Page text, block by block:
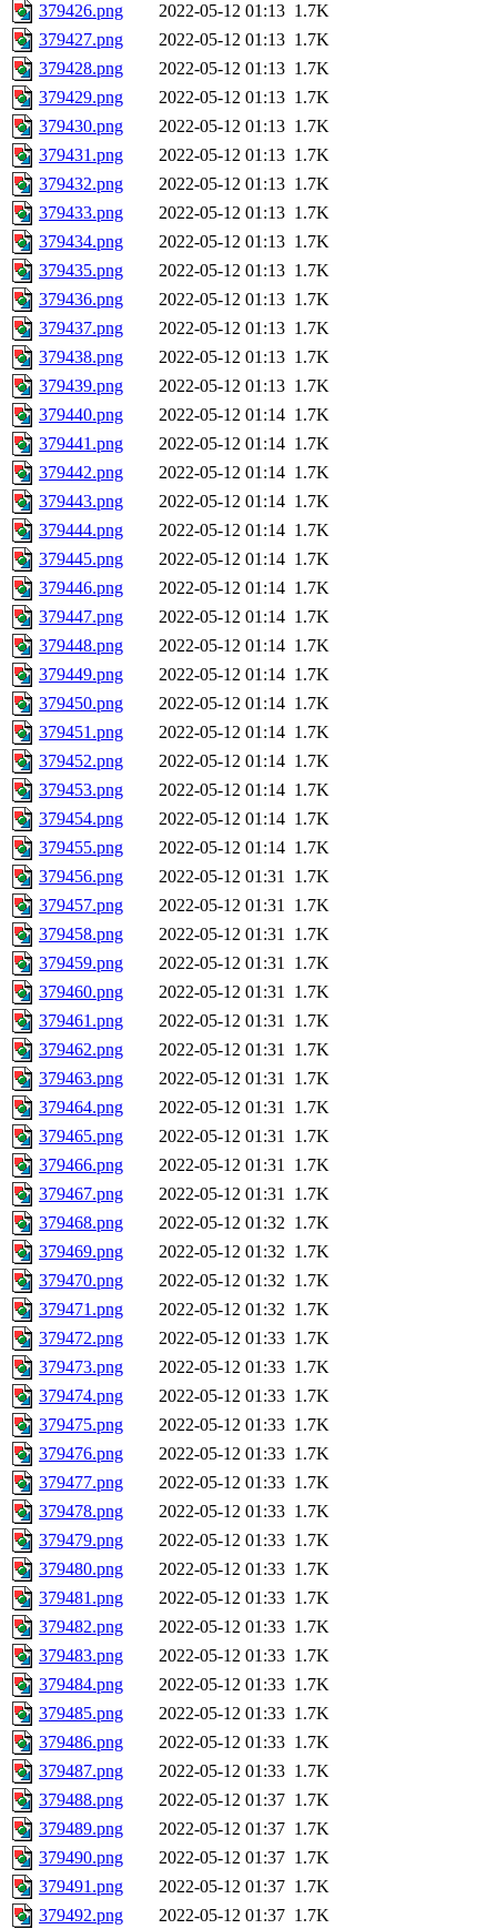
379426.png
2022-05-12 01:13 1.7K
379427.png
2022-05-12 01:13 1.7K
379428.png
2022-05-12 01:13 1.7K
379429.png
2022-05-12 01:13 1.7K
379430.png
2022-05-12 01:13 1.7K
379431.png
2022-05-12 01:13 1.7K
379432.png
2022-05-12 01:13 1.7K
379433.png
2022-05-12 01:13 1.7K
379434.png
2022-05-12 01:13 1.7K
379435.png
2022-05-12 01:13 1.7K
379436.png
2022-05-12 01:13 1.7K
379437.png
2022-05-12 01:13 1.7K
379438.png
2022-05-12 01:13 1.7K
379439.png
2022-05-12 01:13 1.7K
379440.png
2022-05-12 01:14 1.7K
379441.png
2022-05-12 01:14 1.7K
379442.png
2022-05-12 01:14 1.7K
379443.png
2022-05-12 01:14 1.7K
379444.png
2022-05-12 01:14 1.7K
379445.png
2022-05-12 01:14 1.7K
379446.png
2022-05-12 01:14 1.7K
379447.png
2022-05-12 01:14 1.7K
379448.png
2022-05-12 01:14 1.7K
379449.png
2022-05-12 01:14 1.7K
379450.png
2022-05-12 01:14 1.7K
379451.png
2022-05-12 01:14 1.7K
379452.png
2022-05-12 01:14 1.7K
379453.png
2022-05-12 01:14 1.7K
379454.png
2022-05-12 01:14 1.7K
379455.png
2022-05-12 01:14 1.7K
379456.png
2022-05-12 01:31 1.7K
379457.png
2022-05-12 01:31 1.7K
379458.png
2022-05-12 01:31 1.7K
379459.png
2022-05-12 01:31 1.7K
379460.png
2022-05-12 01:31 1.7K
379461.png
2022-05-12 01:31 1.7K
379462.png
2022-05-12 01:31 1.7K
379463.png
2022-05-12 01:31 1.7K
379464.png
2022-05-12 01:31 1.7K
379465.png
2022-05-12 01:31 1.7K
379466.png
2022-05-12 01:31 1.7K
379467.png
2022-05-12 01:31 1.7K
379468.png
2022-05-12 01:32 1.7K
379469.png
2022-05-12 01:32 1.7K
379470.png
2022-05-12 01:32 1.7K
379471.png
2022-05-12 01:32 1.7K
379472.png
2022-05-12 01:33 1.7K
379473.png
2022-05-12 01:33 1.7K
379474.png
2022-05-12 01:33 1.7K
379475.png
2022-05-12 01:33 1.7K
379476.png
2022-05-12 01:33 1.7K
379477.png
2022-05-12 01:33 1.7K
379478.png
2022-05-12 01:33 1.7K
379479.png
2022-05-12 01:33 1.7K
379480.png
2022-05-12 01:33 1.7K
379481.png
2022-05-12 01:33 1.7K
379482.png
2022-05-12 01:33 1.7K
379483.png
2022-05-12 01:33 1.7K
379484.png
2022-05-12 01:33 1.7K
379485.png
2022-05-12 01:33 1.7K
379486.png
2022-05-12 01:33 1.7K
379487.png
2022-05-12 01:33 1.7K
379488.png
2022-05-12 01:37 1.7K
379489.png
2022-05-12 01:37 1.7K
379490.png
2022-05-12 01:37 1.7K
379491.png
2022-05-12 01:37 1.7K
379492.png
2022-05-12 01:37 1.7K